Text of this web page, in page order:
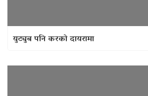
युट्युब पनि करको दायरामा